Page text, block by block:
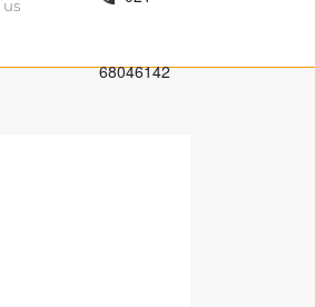
68046142